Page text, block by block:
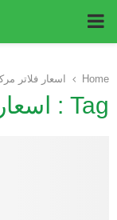
P
I
Home اسعار فلاتر
Tag : اسعار فلاتر مركزية